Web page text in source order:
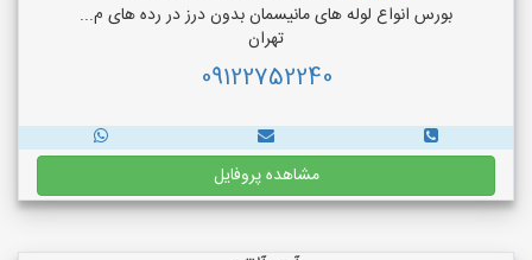
بورس انواع لوله های مانیسمان بدون درز در رده های م...
تهران
09122752240
مشاهده پروفایل